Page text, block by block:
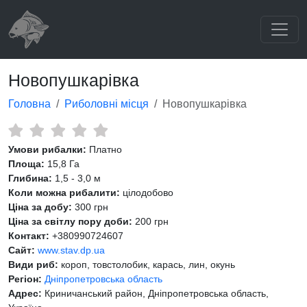
Новопушкарівка
Головна Риболовні місця Новопушкарівка
Умови рибалки: Платно
Площа: 15,8 Га
Глибина: 1,5 - 3,0 м
Коли можна рибалити: цілодобово
Ціна за добу: 300 грн
Ціна за світлу пору доби: 200 грн
Контакт: +380990724607
Сайт: www.stav.dp.ua
Види риб: короп, товстолобик, карась, лин, окунь
Регіон: Дніпропетровська область
Адрес: Криничанський район, Дніпропетровська область,